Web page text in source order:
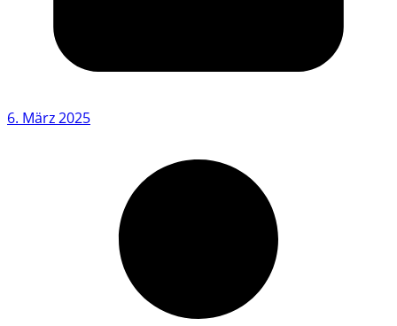
6. März 2025